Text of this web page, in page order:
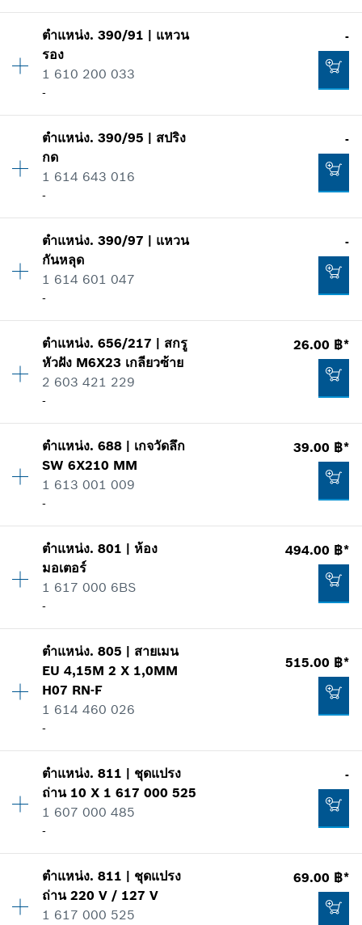
12.00 ฿*
ราคาทั้งหมดไม่รวมภาษีมูลค่าเพิ่ม
แสดงในรูป
-
ปริมาณ 1
ราคากลุ่ม
ข้อมูลชิ้นส่วนอะไหล่
แสดงในรูป
-
ตำแหน่ง.390/91 | แหวน
รอง
1 610 200 033
-
-
ปริมาณ 1
ราคากลุ่ม
ข้อมูลชิ้นส่วนอะไหล่
แสดงในรูป
-
ตำแหน่ง.390/95 | สปริง
กด
1 614 643 016
-
-
ปริมาณ 1
ราคากลุ่ม
ข้อมูลชิ้นส่วนอะไหล่
แสดงในรูป
-
ตำแหน่ง.390/97 | แหวน
กันหลุด
1 614 601 047
-
-
ราคากลุ่ม:-
ข้อมูลชิ้นส่วนอะไหล่
ตำแหน่ง.656/217 | สกรู
หัวฝัง M6X23 เกลียวซ้าย
2 603 421 229
-
26.00 ฿*
ปริมาณ 1
ราคากลุ่ม:11
ข้อมูลชิ้นส่วนอะไหล่
แสดงในรูป
26.00 ฿*
ราคาทั้งหมดไม่รวมภาษีมูลค่าเพิ่ม
ตำแหน่ง.688 | เกจวัดลึก
SW 6X210 MM
1 613 001 009
-
39.00 ฿*
ปริมาณ 1
ราคากลุ่ม
ข้อมูลชิ้นส่วนอะไหล่
แสดงในรูป
ตำแหน่ง.801 | ห้อง
มอเตอร์
1 617 000 6BS
-
494.00 ฿*
ปริมาณ 1
ราคากลุ่ม:35
ข้อมูลชิ้นส่วนอะไหล่
รายการการใช้
ตำแหน่ง.805 | สายเมน
EU 4,15M 2 X 1,0MM
H07 RN-F
1 614 460 026
-
515.00 ฿*
ปริมาณ 1
ราคากลุ่ม :28
ข้อมูลชิ้นส่วนอะไหล่
แสดงในรูป
ตำแหน่ง.811 | ชุดแปรง
ถ่าน 10 X 1 617 000 525
1 607 000 485
-
-
ราคากลุ่ม:-
ข้อมูลชิ้นส่วนอะไหล่
ตำแหน่ง.811 | ชุดแปรง
ถ่าน 220 V / 127 V
1 617 000 525
69.00 ฿*